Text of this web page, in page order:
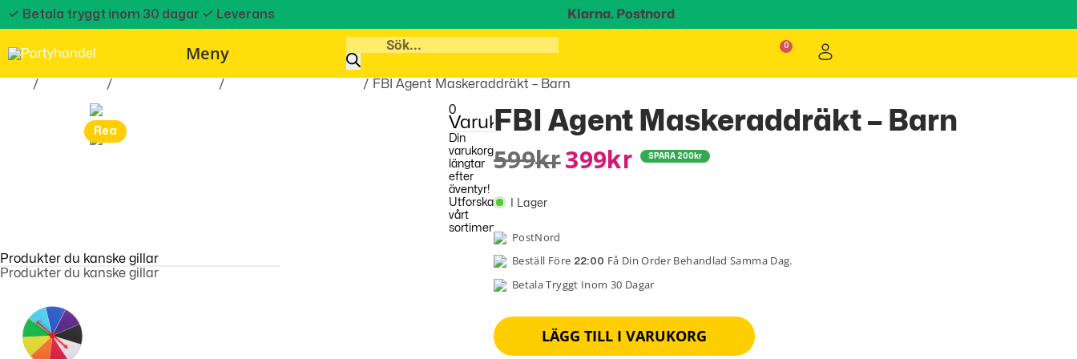
✓ Betala tryggt inom 30 dagar ✓ Leverans Klarna. Postnord
Meny
/ / / / FBI Agent Maskeraddräkt – Barn
Rea FBI Agent Maskeraddräkt – Barn
599Kr 399 Kr SPARA 200 kr
I Lager
PostNord
Beställ Före 22:00 Få Din Order Behandlad Samma Dag.
Betala Tryggt Inom 30 Dagar
LÄGG TILL I VARUKORG
0
Varukorg
Din
varukorg
längtar
efter
äventyr!
Utforska
vårt
sortiment
Produkter du kanske gillar
Produkter du kanske gillar